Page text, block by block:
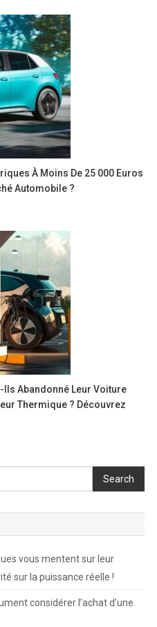
À Moins De 25 000 Euros
Automobile ?
Abandonné Leur Voiture
Thermique ? Découvrez
Search
vous mentent sur leur
sur la puissance réelle !
considérer l’achat d’une